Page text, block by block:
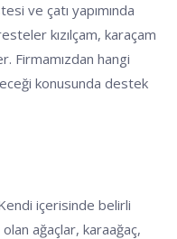
ve çatı yapımında
kızılçam, karaçam
Firmamızdan hangi
konusunda destek
içerisinde belirli
olan ağaçlar, karaağaç,